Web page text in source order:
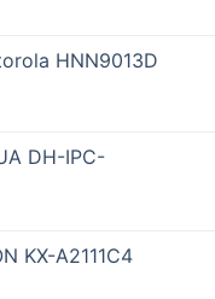
HNN9013D
DH-IPC-
KX-A2111C4